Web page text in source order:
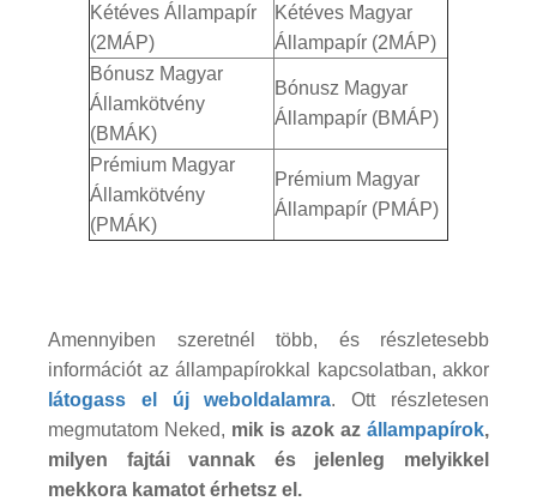
Kétéves Állampapír
(2MÁP)
Kétéves Magyar
Állampapír (2MÁP)
Bónusz Magyar
Államkötvény
(BMÁK)
Bónusz Magyar
Állampapír (BMÁP)
Prémium Magyar
Államkötvény
(PMÁK)
Prémium Magyar
Állampapír (PMÁP)
Amennyiben szeretnél több, és részletesebb
információt az állampapírokkal kapcsolatban, akkor
látogass el új weboldalamra. Ott részletesen
megmutatom Neked, mik is azok az állampapírok,
milyen fajtái vannak és jelenleg melyikkel
mekkora kamatot érhetsz el.